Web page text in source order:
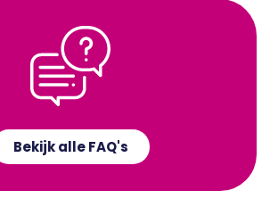
Bekijk alle FAQ's